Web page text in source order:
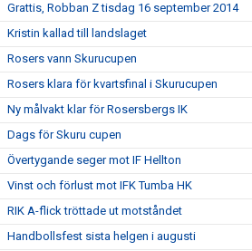
Grattis, Robban Z tisdag 16 september 2014
Kristin kallad till landslaget
Rosers vann Skurucupen
Rosers klara för kvartsfinal i Skurucupen
Ny målvakt klar för Rosersbergs IK
Dags för Skuru cupen
Övertygande seger mot IF Hellton
Vinst och förlust mot IFK Tumba HK
RIK A-flick tröttade ut motståndet
Handbollsfest sista helgen i augusti